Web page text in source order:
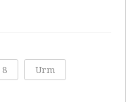
8 Urm